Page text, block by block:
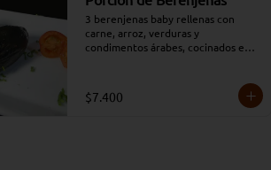
3 berenjenas baby rellenas con
carne, arroz, verduras y
condimentos árabes, cocinados en
$7.400